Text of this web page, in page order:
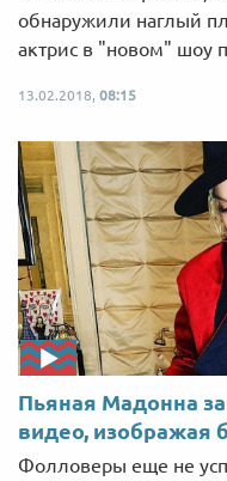
обнаружили наглый
актрис в "новом" шоу
13.02.2018, 08:15
Пьяная Мадонна
видео, изображая
Фолловеры еще не